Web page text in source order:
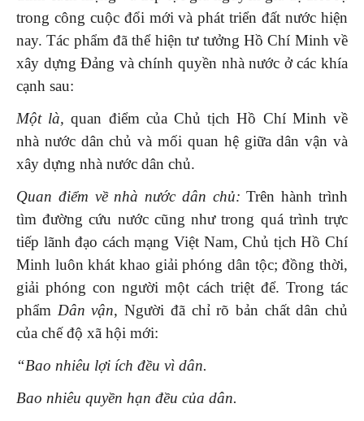
trong công cuộc đổi mới và phát triển đất nước hiện
nay. Tác phẩm đã thể hiện tư tưởng Hồ Chí Minh về
xây dựng Đảng và chính quyền nhà nước ở các khía
cạnh sau:
Một là,quan điểm của Chủ tịch Hồ Chí Minh về
nhà nước dân chủ và mối quan hệ giữa dân vận và
xây dựng nhà nước dân chủ.
Quan điểm về nhà nước dân chủ:Trên hành trình
tìm đường cứu nước cũng như trong quá trình trực
tiếp lãnh đạo cách mạng Việt Nam, Chủ tịch Hồ Chí
Minh luôn khát khao giải phóng dân tộc; đồng thời,
giải phóng con người một cách triệt để. Trong tác
phẩm Dân vận, Người đã chỉ rõ bản chất dân chủ
của chế độ xã hội mới:
“Bao nhiêu lợi ích đều vì dân.
Bao nhiêu quyền hạn đều của dân.